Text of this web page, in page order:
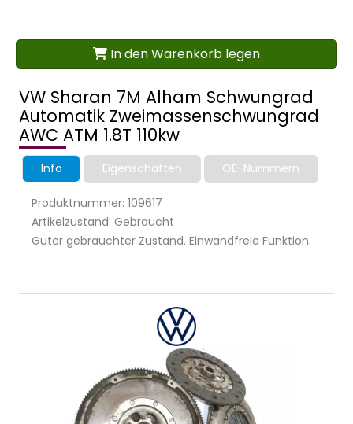
VW Sharan 7M Alham Schwungrad
Automatik Zweimassenschwungrad
AWC ATM 1.8T 110kw
Info Eigenschaften OE-Nummern
Produktnummer: 109617
Artikelzustand: Gebraucht
Guter gebrauchter Zustand. Einwandfreie Funktion.
In den Warenkorb legen